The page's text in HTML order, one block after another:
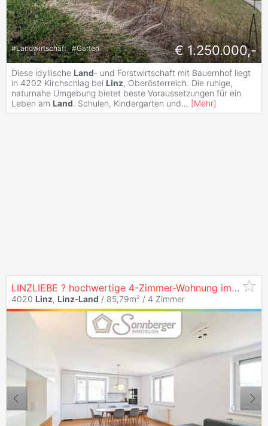
#Landwirtschaft #Garten € 1.250.000,-
Diese idyllische Land- und Forstwirtschaft mit Bauernhof liegt
in 4202 Kirchschlag bei Linz, Oberösterreich. Die ruhige,
naturnahe Umgebung bietet beste Voraussetzungen für ein
Leben am Land. Schulen, Kindergarten und... [Mehr]
LINZLIEBE ? hochwertige 4-Zimmer-Wohnung im Zentrum von
4020 Linz, Linz-Land / 85,79m² / 4 Zimmer